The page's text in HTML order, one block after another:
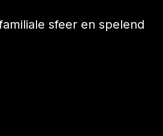
sfeer en spelend